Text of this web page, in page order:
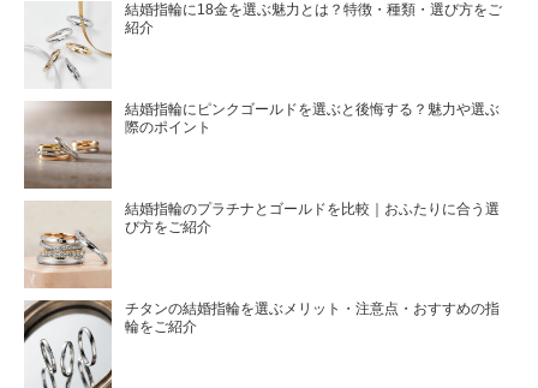
結婚指輪に18金を選ぶ魅力とは？特徴・種類・選び方をご
紹介
結婚指輪にピンクゴールドを選ぶと後悔する？魅力や選ぶ
際のポイント
結婚指輪のプラチナとゴールドを比較｜おふたりに合う選
び方をご紹介
チタンの結婚指輪を選ぶメリット・注意点・おすすめの指
輪をご紹介